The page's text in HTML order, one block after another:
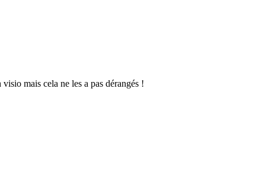
mais cela ne les a pas dérangés !